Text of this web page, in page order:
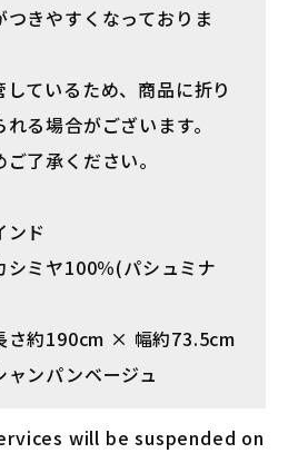
つきやすくなっておりま
しているため、商品に折り
る場合がございます。
了承ください。
ンド
ミヤ100％(パシュミナ
さ約190cm × 幅約73.5cm
ャンパンベージュ
will be suspended on